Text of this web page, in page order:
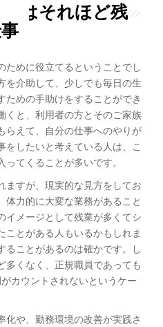
実はそれほど残
ために役立てるということでし
を介助して、少しでも毎日の生
ための手助けをすることができ
くと、利用者の方とそのご家族
らえて、自分の仕事へのやりが
をしたいと考えている人は、こ
てくることが多いです。
ますが、現実的な見方をしてお
体力的に大変な業務があること
イメージとして残業が多くてシ
ことがある人もいるかもしれま
ることがあるのは確かです。し
多くなく、正規職員であっても
カウントされないというケー
化や、勤務環境の改善が実践さ